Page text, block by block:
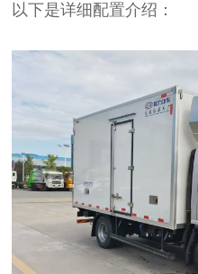
以下是详细配置介绍：